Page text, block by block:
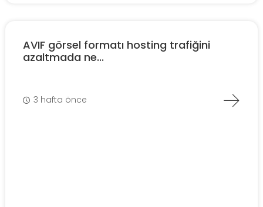
AVIF görsel formatı hosting trafiğini
azaltmada ne...
3 hafta önce